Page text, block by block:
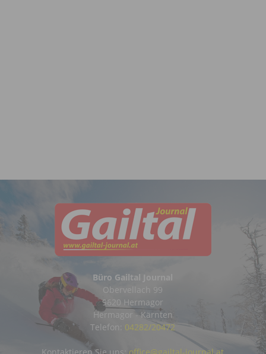
Büro Gailtal Journal
Obervellach 99
9620 Hermagor
Hermagor - Kärnten
Telefon: 04282/20472